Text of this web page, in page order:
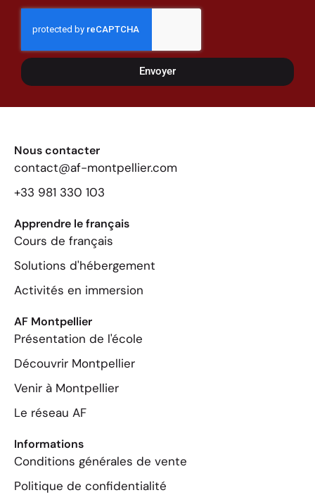
Envoyer
Nous contacter
contact@af-montpellier.com
+33 981 330 103
Apprendre le français
Cours de français
Solutions d'hébergement
Activités en immersion
AF Montpellier
Présentation de l'école
Découvrir Montpellier
Venir à Montpellier
Le réseau AF
Informations
Conditions générales de vente
Politique de confidentialité